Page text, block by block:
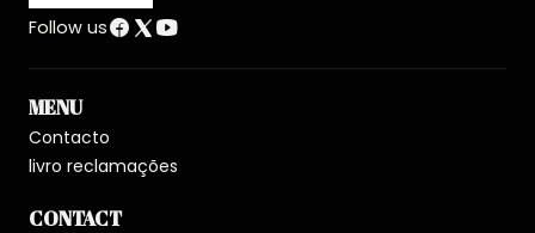
Follow us
MENU
Contacto
livro reclamações
CONTACT